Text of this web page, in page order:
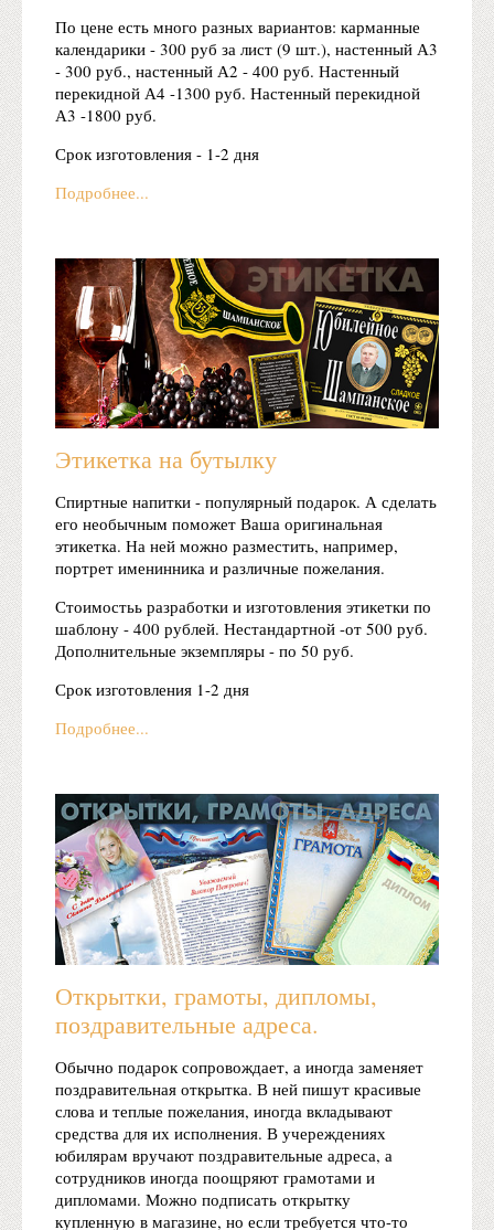
По цене есть много разных вариантов: карманные
календарики - 300 руб за лист (9 шт.), настенный А3
- 300 руб., настенный А2 - 400 руб. Настенный
перекидной А4 -1300 руб. Настенный перекидной
А3 -1800 руб.
Срок изготовления - 1-2 дня
Подробнее...
Этикетка на бутылку
Спиртные напитки - популярный подарок. А сделать
его необычным поможет Ваша оригинальная
этикетка. На ней можно разместить, например,
портрет именинника и различные пожелания.
Стоимостьь разработки и изготовления этикетки по
шаблону - 400 рублей. Нестандартной -от 500 руб.
Дополнительные экземпляры - по 50 руб.
Срок изготовления 1-2 дня
Подробнее...
Открытки, грамоты, дипломы,
поздравительные адреса.
Обычно подарок сопровождает, а иногда заменяет
поздравительная открытка. В ней пишут красивые
слова и теплые пожелания, иногда вкладывают
средства для их исполнения. В учереждениях
юбилярам вручают поздравительные адреса, а
сотрудников иногда поощряют грамотами и
дипломами. Можно подписать открытку
купленную в магазине, но если требуется что-то